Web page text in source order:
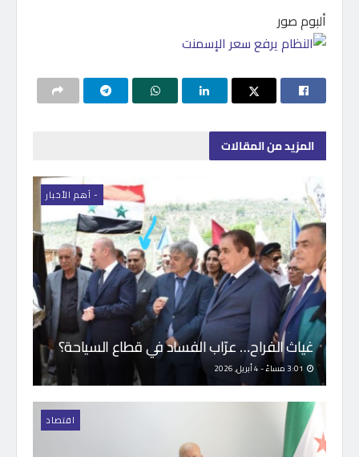
ألبوم صور
المزيدمن المقالات
- اَهم الأخبار
غياث الفراح… عرّاب الفساد في قطاع السياحة؟
اقتصاد